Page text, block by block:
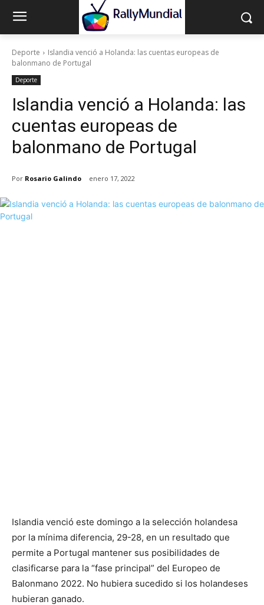
Deporte
Islandia venció a Holanda: las cuentas europeas de
balonmano de Portugal
Deporte
Islandia venció a Holanda: las
cuentas europeas de
balonmano de Portugal
Por Rosario Galindo enero 17, 2022
Islandia venció este domingo a la selección holandesa
por la mínima diferencia, 29-28, en un resultado que
permite a Portugal mantener sus posibilidades de
clasificarse para la “fase principal” del Europeo de
Balonmano 2022. No hubiera sucedido si los holandeses
hubieran ganado.